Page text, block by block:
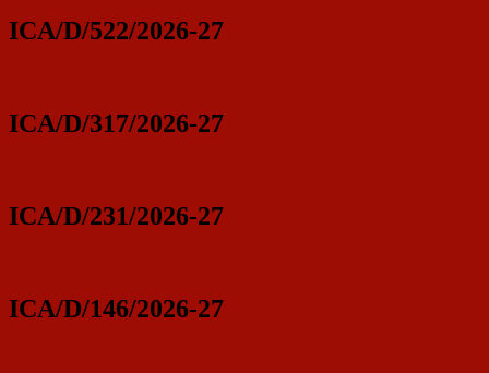
ICA/D/522/2026-27
ICA/D/317/2026-27
ICA/D/231/2026-27
ICA/D/146/2026-27